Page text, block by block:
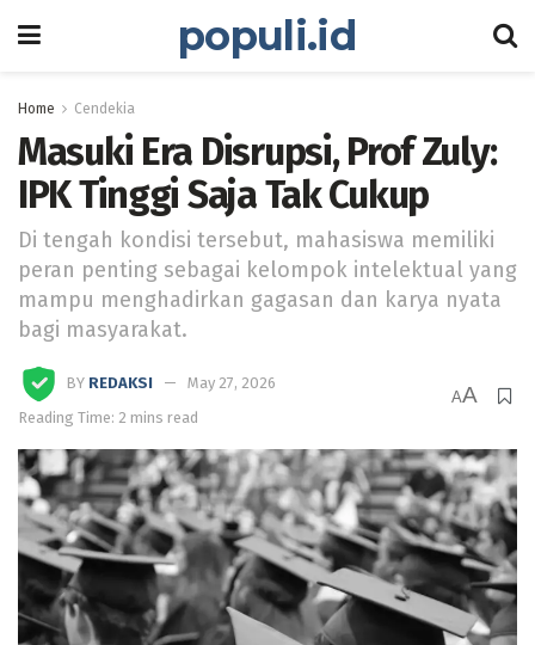
populi.id
Home Cendekia
Masuki Era Disrupsi, Prof Zuly:
IPK Tinggi Saja Tak Cukup
Di tengah kondisi tersebut, mahasiswa memiliki
peran penting sebagai kelompok intelektual yang
mampu menghadirkan gagasan dan karya nyata
bagi masyarakat.
BY REDAKSI
May 27, 2026
Reading Time: 2 mins read
AA